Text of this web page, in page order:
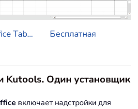
Tab...
Бесплатная
Kutools. Один установщик
включает надстройки для